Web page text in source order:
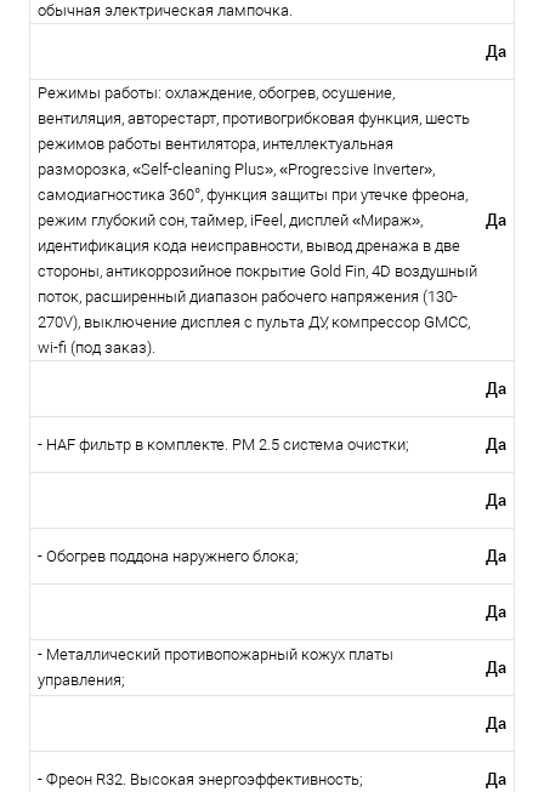
обычная электрическая лампочка.
Да
Режимы работы: охлаждение, обогрев, осушение,
вентиляция, авторестарт, противогрибковая функция, шесть
режимов работы вентилятора, интеллектуальная
разморозка, «Self-cleaning Plus», «Progressive Inverter»,
самодиагностика 360°, функция защиты при утечке фреона,
режим глубокий сон, таймер, iFeel, дисплей «Мираж»,
идентификация кода неисправности, вывод дренажа в две
стороны, антикоррозийное покрытие Gold Fin, 4D воздушный
поток, расширенный диапазон рабочего напряжения (130-
270V), выключение дисплея с пульта ДУ, компрессор GMCC,
wi-fi (под заказ).
Да
Да
- HAF фильтр в комплекте. PM 2.5 система очистки; Да
Да
- Обогрев поддона наружнего блока; Да
Да
- Металлический противопожарный кожух платы
управления;
Да
Да
- Фреон R32. Высокая энергоэффективность; Да